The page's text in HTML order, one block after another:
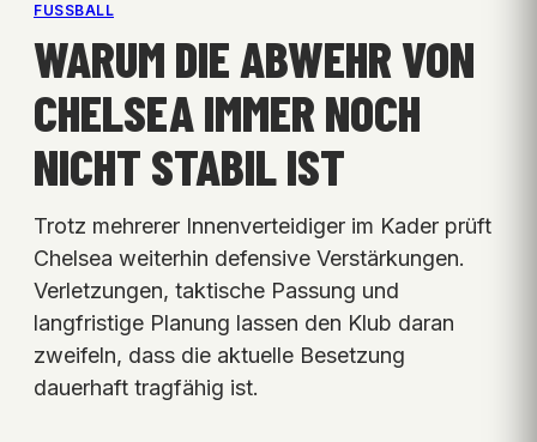
FUSSBALL
WARUM DIE ABWEHR VON
CHELSEA IMMER NOCH
NICHT STABIL IST
Trotz mehrerer Innenverteidiger im Kader prüft
Chelsea weiterhin defensive Verstärkungen.
Verletzungen, taktische Passung und
langfristige Planung lassen den Klub daran
zweifeln, dass die aktuelle Besetzung
dauerhaft tragfähig ist.